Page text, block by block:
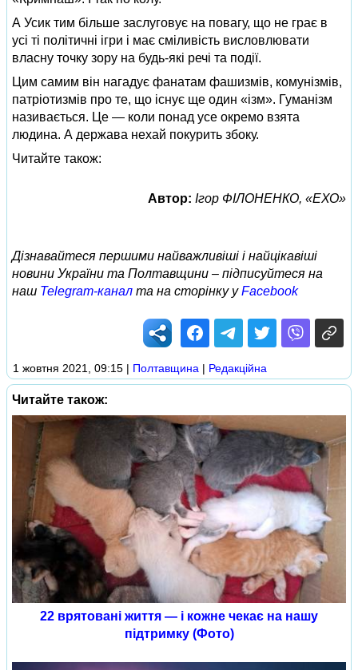
А Усик тим більше заслуговує на повагу, що не грає в
усі ті політичні ігри і має сміливість висловлювати
власну точку зору на будь-які речі та події.
Цим самим він нагадує фанатам фашизмів, комунізмів,
патріотизмів про те, що існує ще один «ізм». Гуманізм
називається. Це — коли понад усе окремо взята
людина. А держава нехай покурить збоку.
Читайте також:
Автор: Ігор ФІЛОНЕНКО, «ЕХО»
Дізнавайтеся першими найважливіші і найцікавіші
новини України та Полтавщини – підписуйтеся на
наш Telegram-канал та на сторінку уFacebook
1 жовтня 2021, 09:15 | Полтавщина | Редакційна
Читайте також:
22 врятовані життя — і кожне чекає на нашу
підтримку (Фото)